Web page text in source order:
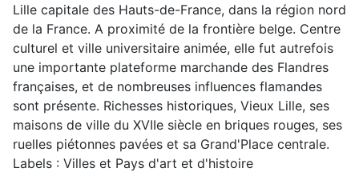
Lille capitale des Hauts-de-France, dans la région nord
de la France. A proximité de la frontière belge. Centre
culturel et ville universitaire animée, elle fut autrefois
une importante plateforme marchande des Flandres
françaises, et de nombreuses influences flamandes
sont présente. Richesses historiques, Vieux Lille, ses
maisons de ville du XVIIe siècle en briques rouges, ses
ruelles piétonnes pavées et sa Grand'Place centrale.
Labels : Villes et Pays d'art et d'histoire